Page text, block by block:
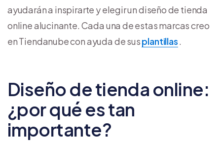
ayudarán a inspirarte y elegir un diseño de tienda
online alucinante. Cada una de estas marcas creo
en Tiendanube con ayuda de susplantillas.
Diseño de tienda online:
¿por qué es tan
importante?